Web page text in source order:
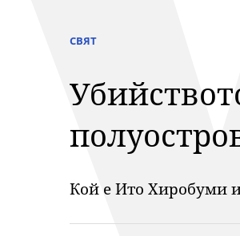
СВЯТ
Кой е Ито Хиробуми и